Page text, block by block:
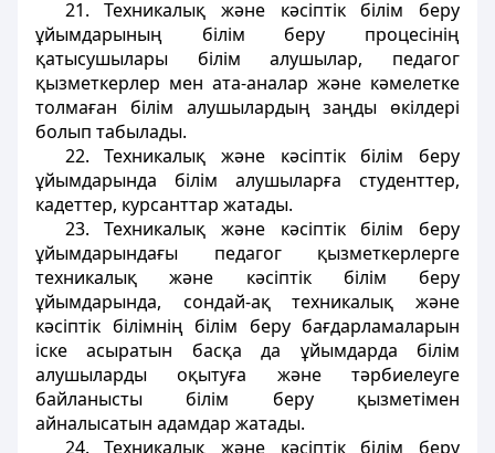
21. Техникалық және кәсіптік білім беру
ұйымдарының білім беру процесінің
қатысушылары білім алушылар, педагог
қызметкерлер мен ата-аналар және кәмелетке
толмаған білім алушылардың заңды өкілдері
болып табылады.
22. Техникалық және кәсіптік білім беру
ұйымдарында білім алушыларға студенттер,
кадеттер, курсанттар жатады.
23. Техникалық және кәсіптік білім беру
ұйымдарындағы педагог қызметкерлерге
техникалық және кәсіптік білім беру
ұйымдарында, сондай-ақ техникалық және
кәсіптік білімнің білім беру бағдарламаларын
іске асыратын басқа да ұйымдарда білім
алушыларды оқытуға және тәрбиелеуге
байланысты білім беру қызметімен
айналысатын адамдар жатады.
24. Техникалық және кәсіптік білім беру